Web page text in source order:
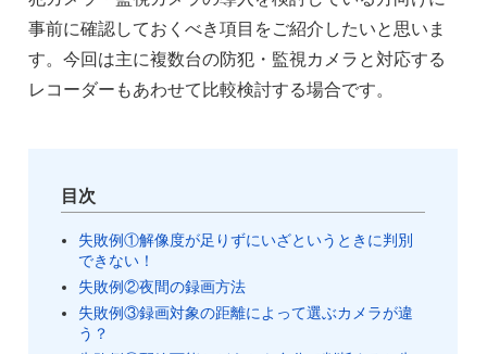
事前に確認しておくべき項目をご紹介したいと思いま
す。今回は主に複数台の防犯・監視カメラと対応する
レコーダーもあわせて比較検討する場合です。
目次
失敗例①解像度が足りずにいざというときに判別
できない！
失敗例②夜間の録画方法
失敗例③録画対象の距離によって選ぶカメラが違
う？